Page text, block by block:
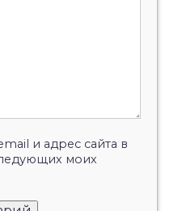
и адрес сайта в
моих